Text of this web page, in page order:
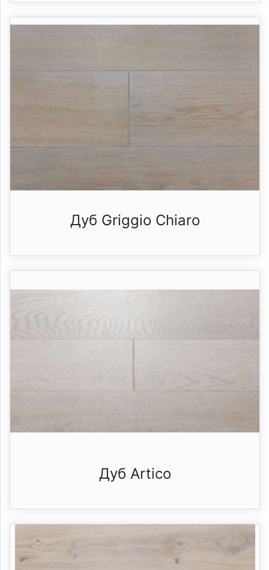
Дуб Griggio Chiaro
Дуб Artico